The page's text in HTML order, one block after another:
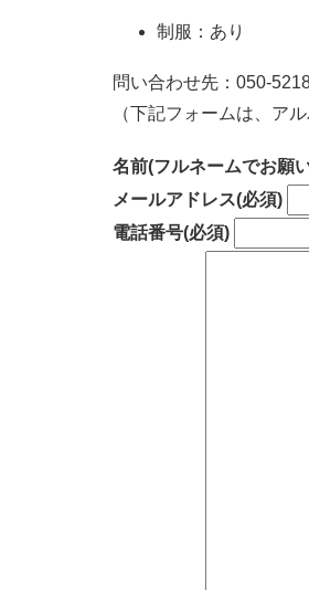
制服：あり
問い合わせ先：050-
（下記フォームは、ア
名前(フルネームでお願
メールアドレス(必須)
電話番号(必須)